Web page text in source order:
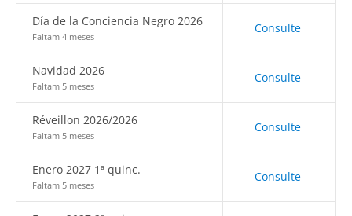
Día de la Conciencia Negro 2026
Faltam 4 meses
Consulte
Navidad 2026
Faltam 5 meses
Consulte
Réveillon 2026/2026
Faltam 5 meses
Consulte
Enero 2027 1ª quinc.
Faltam 5 meses
Consulte